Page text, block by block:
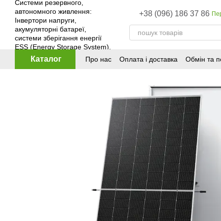
Перейти до основного контенту
+38 (096) 186 37 86
Каталог Про нас Оплата і доставка Обмін та